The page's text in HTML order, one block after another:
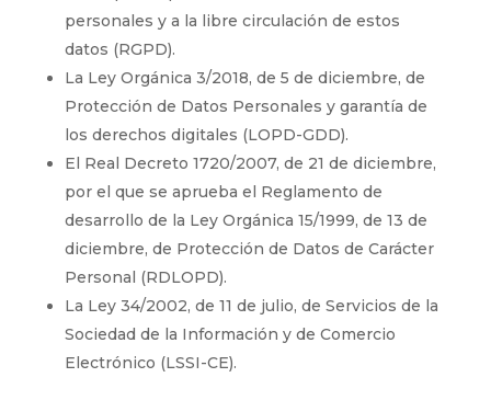
personales y a la libre circulación de estos
datos (RGPD).
La Ley Orgánica 3/2018, de 5 de diciembre, de
Protección de Datos Personales y garantía de
los derechos digitales (LOPD-GDD).
El Real Decreto 1720/2007, de 21 de diciembre,
por el que se aprueba el Reglamento de
desarrollo de la Ley Orgánica 15/1999, de 13 de
diciembre, de Protección de Datos de Carácter
Personal (RDLOPD).
La Ley 34/2002, de 11 de julio, de Servicios de la
Sociedad de la Información y de Comercio
Electrónico (LSSI-CE).